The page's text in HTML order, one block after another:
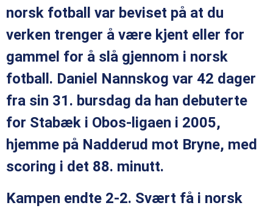
norsk fotball var beviset på at du
verken trenger å være kjent eller for
gammel for å slå gjennom i norsk
fotball. Daniel Nannskog var 42 dager
fra sin 31. bursdag da han debuterte
for Stabæk i Obos-ligaen i 2005,
hjemme på Nadderud mot Bryne, med
scoring i det 88. minutt.
Kampen endte 2-2. Svært få i norsk